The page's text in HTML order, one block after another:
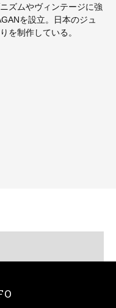
ズムやヴィンテージに強
を設立。日本のジュ
を制作している。